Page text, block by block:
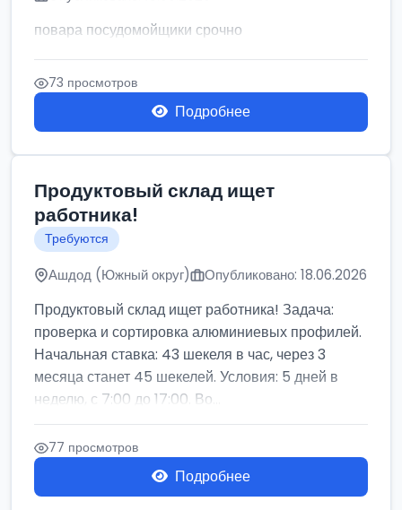
повара посудомойщики срочно
73 просмотров
Подробнее
Продуктовый склад ищет
работника!
Требуются
Ашдод (Южный округ) Опубликовано: 18.06.2026
Продуктовый склад ищет работника! Задача:
проверка и сортировка алюминиевых профилей.
Начальная ставка: 43 шекеля в час, через 3
месяца станет 45 шекелей. Условия: 5 дней в
неделю, с 7:00 до 17:00. Во...
77 просмотров
Подробнее